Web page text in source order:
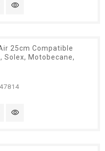
visibility
25cm Compatible
Solex, Motobecane,
visibility